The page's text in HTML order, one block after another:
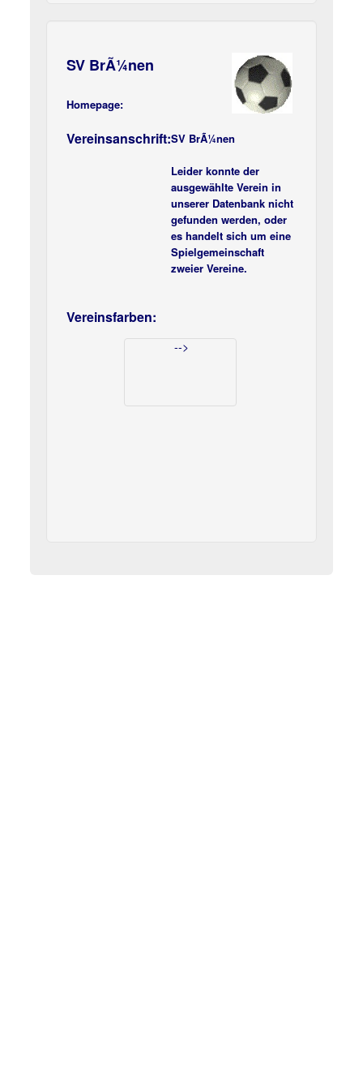
SV BrÃ¼nen
Homepage:
Vereinsanschrift:SV BrÃ¼nen
Leider konnte der
ausgewählte Verein in
unserer Datenbank nicht
gefunden werden, oder
es handelt sich um eine
Spielgemeinschaft
zweier Vereine.
Vereinsfarben:
-->